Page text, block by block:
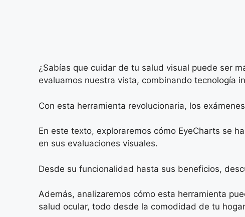
¿Sabías que cuidar de tu salud visual puede ser
evaluamos nuestra vista, combinando tecnología
Con esta herramienta revolucionaria, los
En este texto, exploraremos cómo EyeCharts se
en sus evaluaciones visuales.
Desde su funcionalidad hasta sus beneficios,
Además, analizaremos cómo esta herramienta
salud ocular, todo desde la comodidad de tu